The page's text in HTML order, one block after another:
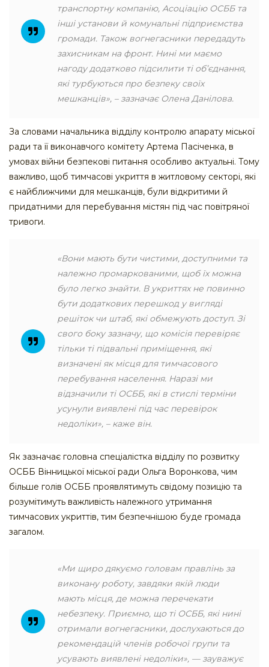
транспортну компанію, Асоціацію ОСББ та
інші установи й комунальні підприємства
громади. Також вогнегасники передадуть
захисникам на фронт. Нині ми маємо
нагоду додатково підсилити ті об’єднання,
які турбуються про безпеку своїх
мешканців», – зазначає Олена Данілова.
За словами начальника відділу контролю апарату міської
ради та її виконавчого комітету Артема Пасіченка, в
умовах війни безпекові питання особливо актуальні. Тому
важливо, щоб тимчасові укриття в житловому секторі, які
є найближчими для мешканців, були відкритими й
придатними для перебування містян під час повітряної
тривоги.
«Вони мають бути чистими, доступними та
належно промаркованими, щоб їх можна
було легко знайти. В укриттях не повинно
бути додаткових перешкод у вигляді
решіток чи штаб, які обмежують доступ. Зі
свого боку зазначу, що комісія перевіряє
тільки ті підвальні приміщення, які
визначені як місця для тимчасового
перебування населення. Наразі ми
відзначили ті ОСББ, які в стислі терміни
усунули виявлені під час перевірок
недоліки», – каже він.
Як зазначає головна спеціалістка відділу по розвитку
ОСББ Вінницької міської ради Ольга Воронкова, чим
більше голів ОСББ проявлятимуть свідому позицію та
розумітимуть важливість належного утримання
тимчасових укриттів, тим безпечнішою буде громада
загалом.
«Ми щиро дякуємо головам правлінь за
виконану роботу, завдяки якій люди
мають місця, де можна перечекати
небезпеку. Приємно, що ті ОСББ, які нині
отримали вогнегасники, дослухаються до
рекомендацій членів робочої групи та
усувають виявлені недоліки», — зауважує